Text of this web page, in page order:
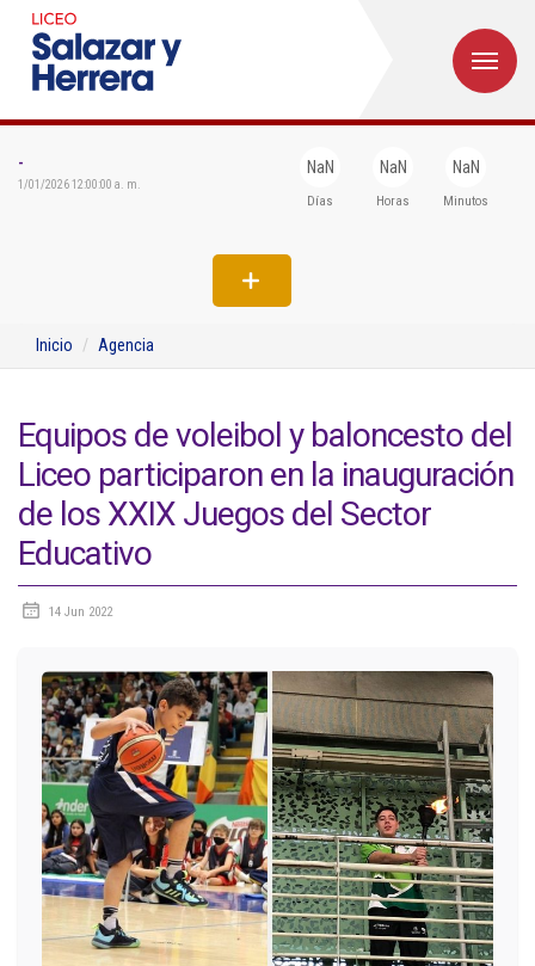
-
1/01/2026 12:00:00 a. m.
NaN
Días
NaN
Horas
NaN
Minutos
Inicio Agencia
Equipos de voleibol y baloncesto del
Liceo participaron en la inauguración
de los XXIX Juegos del Sector
Educativo
14 Jun 2022
Formación
Departamentos
Extensión
Bienestar
Biblioteca
Circulares
Padres
Egresados
Pagos
PQRSF
Comunícate con nosotros